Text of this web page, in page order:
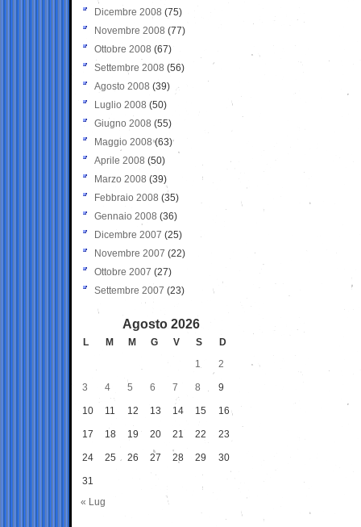
Dicembre 2008 (75)
Novembre 2008 (77)
Ottobre 2008 (67)
Settembre 2008 (56)
Agosto 2008 (39)
Luglio 2008 (50)
Giugno 2008 (55)
Maggio 2008(63)
Aprile 2008 (50)
Marzo 2008 (39)
Febbraio 2008 (35)
Gennaio 2008 (36)
Dicembre 2007 (25)
Novembre 2007 (22)
Ottobre 2007 (27)
Settembre 2007 (23)
Agosto 2026
L M M G V S
D
1
2
3 4 5 6 7 8 9
10 11 12 13 14 15 16
17 18 19 20 21 22 23
24 25 26 27 28 29 30
31
« Lug